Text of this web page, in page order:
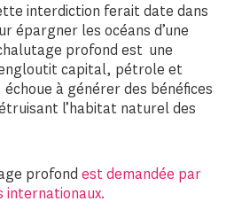
interdiction ferait date dans
épargner les océans d’une
profond est une
capital, pétrole et
à générer des bénéfices
l’habitat naturel des
profond est demandée par
internationaux.